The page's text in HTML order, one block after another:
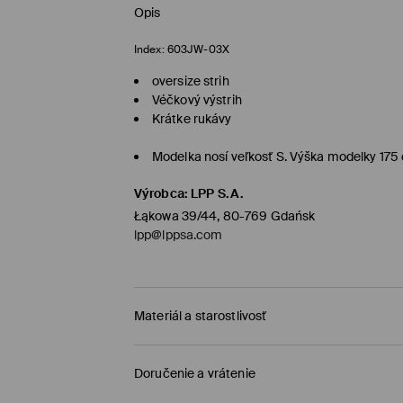
Opis
Index: 603JW-03X
oversize strih
Véčkový výstrih
Krátke rukávy
Modelka nosí veľkosť S. Výška modelky 175
Výrobca: LPP S.A.
Łąkowa 39/44, 80-769 Gdańsk
lpp@lppsa.com
Materiál a starostlivosť
PRVÝ MATERIÁL 60% BAVLNA, 40% MODAL
Doručenie a vrátenie